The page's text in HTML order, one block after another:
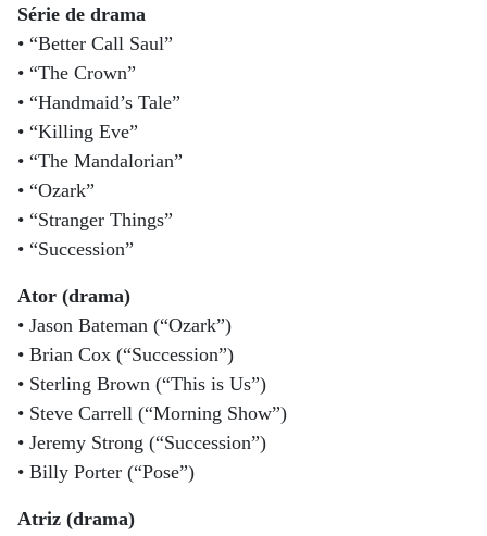
Série de drama
• “Better Call Saul”
• “The Crown”
• “Handmaid’s Tale”
• “Killing Eve”
• “The Mandalorian”
• “Ozark”
• “Stranger Things”
• “Succession”
Ator (drama)
• Jason Bateman (“Ozark”)
• Brian Cox (“Succession”)
• Sterling Brown (“This is Us”)
• Steve Carrell (“Morning Show”)
• Jeremy Strong (“Succession”)
• Billy Porter (“Pose”)
Atriz (drama)